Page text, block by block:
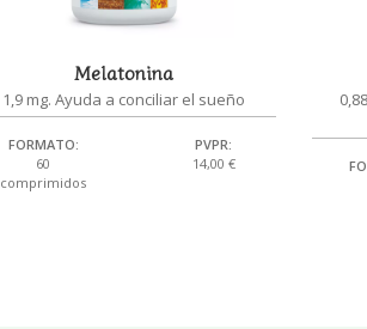
Melatonina
1,9 mg. Ayuda a conciliar el sueño
FORMATO:
60
comprimidos
PVPR:
14,00 €